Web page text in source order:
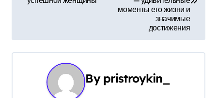
г
моменты его жизни и
значимые
достижения
By pristroykin_